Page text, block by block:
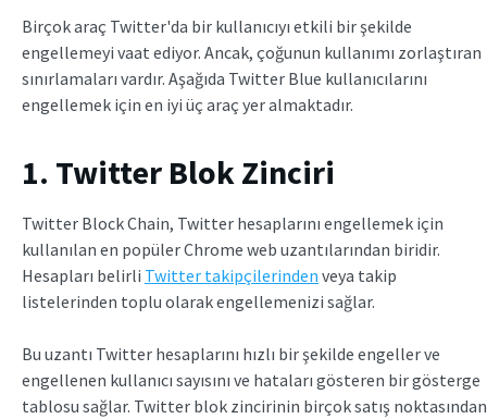
Birçok araç Twitter'da bir kullanıcıyı etkili bir şekilde
engellemeyi vaat ediyor. Ancak, çoğunun kullanımı zorlaştıran
sınırlamaları vardır. Aşağıda Twitter Blue kullanıcılarını
engellemek için en iyi üç araç yer almaktadır.
1. Twitter Blok Zinciri
Twitter Block Chain, Twitter hesaplarını engellemek için
kullanılan en popüler Chrome web uzantılarından biridir.
Hesapları belirli Twitter takipçilerinden veya takip
listelerinden toplu olarak engellemenizi sağlar.
Bu uzantı Twitter hesaplarını hızlı bir şekilde engeller ve
engellenen kullanıcı sayısını ve hataları gösteren bir gösterge
tablosu sağlar. Twitter blok zincirinin birçok satış noktasından